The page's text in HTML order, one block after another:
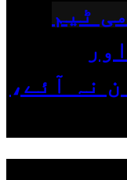
ٹیم
نہ آئے،